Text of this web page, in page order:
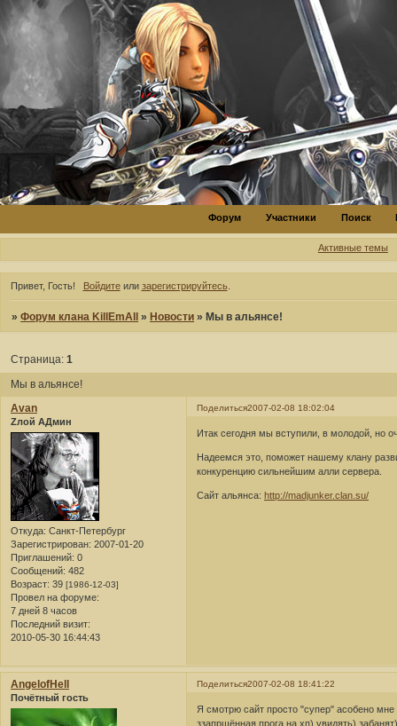
Форум Участники Поиск
Активные темы
Привет, Гость! Войдитеили зарегистрируйтесь.
»Форум клана KillEmAll »Новости »Мы в альянсе!
Мы в альянсе!
Страница:1
Поделиться2007-02-08 18:02:04
Avan
Zлой АДмин
Откуда: Санкт-Петербург
Зарегистрирован: 2007-01-20
Приглашений: 0
Сообщений: 482
Возраст: 39 [1986-12-03]
Провел на форуме:
7 дней 8 часов
Последний визит:
2010-05-30 16:44:43
Итак сегодня мы вступили, в молодой, но
Надеемся это, поможет нашему клану
конкуренцию сильнейшим алли сервера.
Сайт альянса:http://madjunker.clan.su/
Поделиться2007-02-08 18:41:22
AngelofHell
Почётный гость
Я смотрю сайт просто "супер" асобено
ззапрщённая прога на хп) увидять)